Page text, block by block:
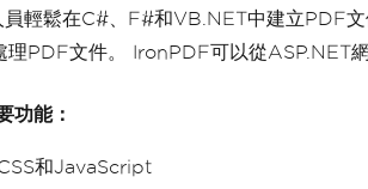
輕鬆在C#、F#和VB.NET中建立PDF
PDF文件。 IronPDF可以從ASP.NET
能：
CSS和JavaScript